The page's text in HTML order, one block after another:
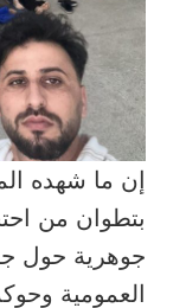
إن ما شهده
بتطوان من
جوهرية حول
العمومية